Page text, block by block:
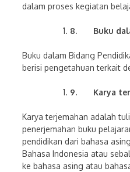
dalam proses kegiatan
8. Buku
Buku dalam Bidang
berisi pengetahuan terkait
9. Karya
Karya terjemahan adalah
penerjemahan buku
pendidikan dari bahasa
Bahasa Indonesia atau
ke bahasa asing atau